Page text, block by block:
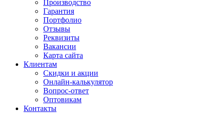
Производство
Гарантия
Портфолио
Отзывы
Реквизиты
Вакансии
Карта сайта
Клиентам
Скидки и акции
Онлайн-калькулятор
Вопрос-ответ
Оптовикам
Контакты